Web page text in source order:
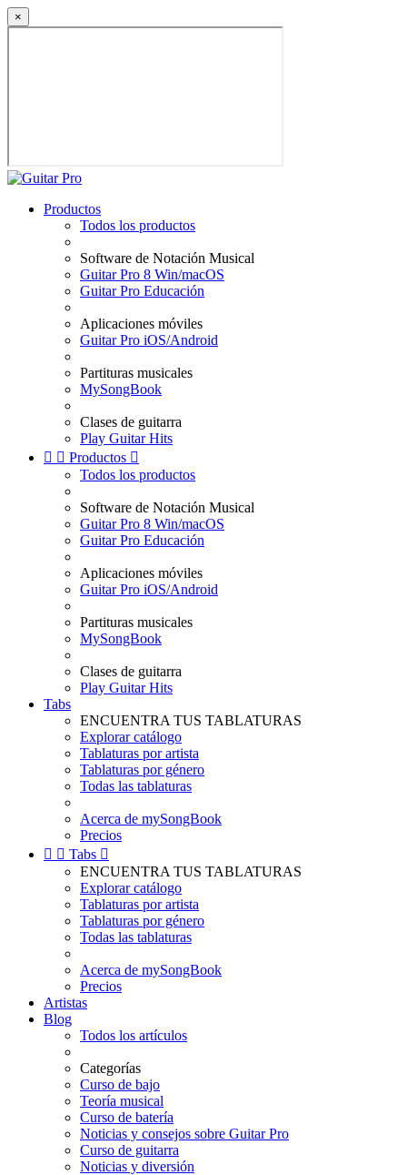
×
Productos
Todos los productos
Software de Notación Musical
Guitar Pro 8 Win/macOS
Guitar Pro Educación
Aplicaciones móviles
Guitar Pro iOS/Android
Partituras musicales
MySongBook
Clases de guitarra
Play Guitar Hits
  Productos 
Todos los productos
Software de Notación Musical
Guitar Pro 8 Win/macOS
Guitar Pro Educación
Aplicaciones móviles
Guitar Pro iOS/Android
Partituras musicales
MySongBook
Clases de guitarra
Play Guitar Hits
Tabs
ENCUENTRA TUS TABLATURAS
Explorar catálogo
Tablaturas por artista
Tablaturas por género
Todas las tablaturas
Acerca de mySongBook
Precios
  Tabs 
ENCUENTRA TUS TABLATURAS
Explorar catálogo
Tablaturas por artista
Tablaturas por género
Todas las tablaturas
Acerca de mySongBook
Precios
Artistas
Blog
Todos los artículos
Categorías
Curso de bajo
Teoría musical
Curso de batería
Noticias y consejos sobre Guitar Pro
Curso de guitarra
Noticias y diversión